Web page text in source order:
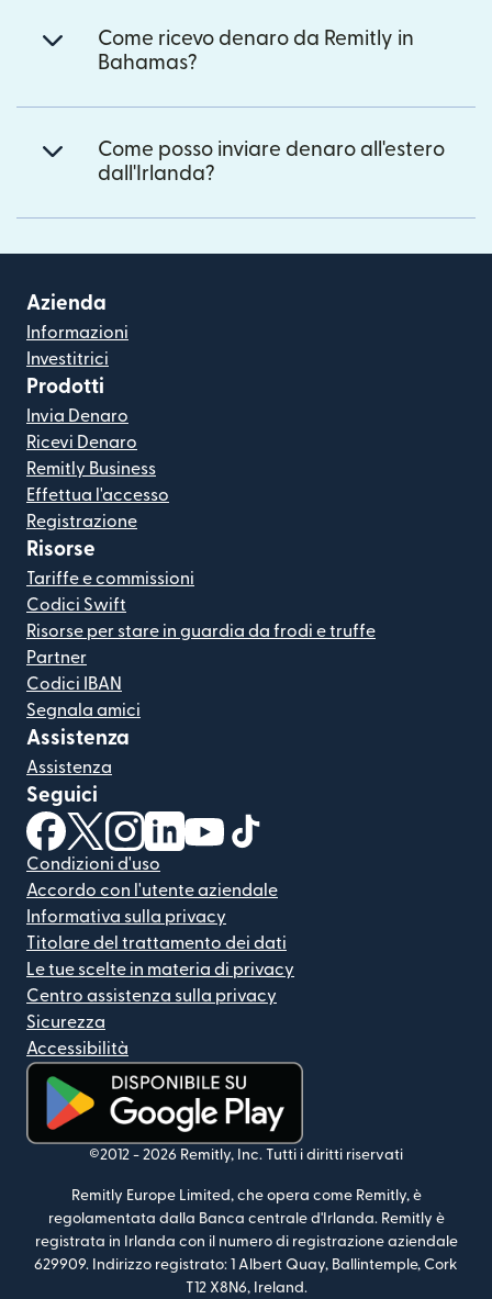
Come ricevo denaro da Remitly in
Bahamas?
Come posso inviare denaro all'estero
dall'Irlanda?
Azienda
Informazioni
Investitrici
Prodotti
Invia Denaro
Ricevi Denaro
Remitly Business
Effettua l'accesso
Registrazione
Risorse
Tariffe e commissioni
Codici Swift
Risorse per stare in guardia da frodi e truffe
Partner
Codici IBAN
Segnala amici
Assistenza
Assistenza
Seguici
(si apre in una nuova finestra)
(si apre in una nuova finestra)
(si apre in una nuova finestra)
(si apre in una nuova finestra)
(si apre in una nuova finestra)
Condizioni d'uso
Accordo con l'utente aziendale
Informativa sulla privacy
Titolare del trattamento dei dati
Le tue scelte in materia di privacy
Centro assistenza sulla privacy
Sicurezza
Accessibilità
(si apre in una nuova finestra)
©2012 - 2026 Remitly, Inc. Tutti i diritti riservati
Remitly Europe Limited, che opera come Remitly, è
regolamentata dalla Banca centrale d'Irlanda. Remitly è
registrata in Irlanda con il numero di registrazione aziendale
629909. Indirizzo registrato: 1 Albert Quay, Ballintemple, Cork
T12 X8N6, Ireland.